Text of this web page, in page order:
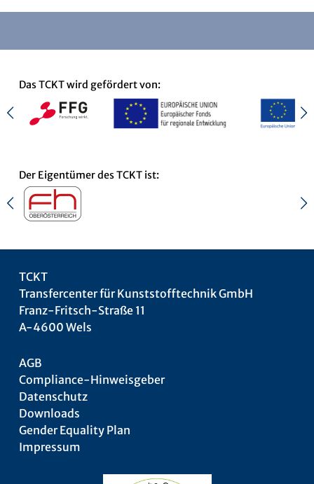
Das TCKT wird gefördert von:
Der Eigentümer des TCKT ist:
TCKT
Transfercenter für Kunststofftechnik GmbH
Franz-Fritsch-Straße 11
A-4600 Wels
AGB
Compliance-Hinweisgeber
Datenschutz
Downloads
Gender Equality Plan
Impressum